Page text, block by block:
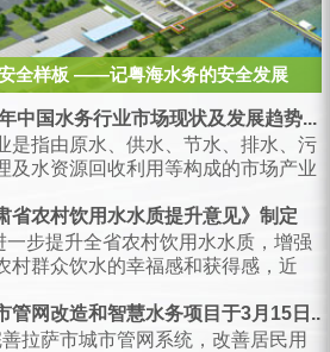
全样板 ——记粤海水务的安全发展
中国水务行业市场现状及发展趋势...
是指由原水、供水、节水、排水、污
及水资源回收利用等构成的市场产业
...省农村饮用水水质提升意见》制定
步提升全省农村饮用水水质，增强
村群众饮水的幸福感和获得感，近
管网改造和智慧水务项目于3月15日...
拉萨市城市管网系统，改善居民用